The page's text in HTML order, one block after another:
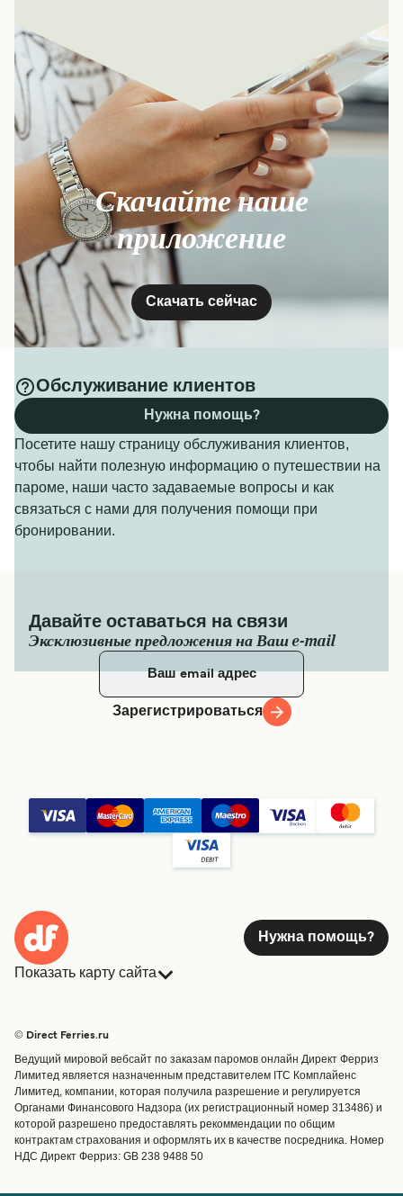
Скачайте наше
приложение
Скачать сейчас
Обслуживание клиентов
Посетите нашу страницу обслуживания клиентов,
чтобы найти полезную информацию о путешествии на
пароме, наши часто задаваемые вопросы и как
связаться с нами для получения помощи при
бронировании.
Нужна помощь?
Давайте оставаться на связи
Эксклюзивные предложения на Ваш e-mail
Зарегистрироваться
Нужна помощь?
Показать карту сайта
Страны
Обслуживание клиентов
Операторы
Маршруты и порты
Special Offers
Предлагает
Паромные билеты
Грузоперевозки
© Direct Ferries.ru
Ведущий мировой вебсайт по заказам паромов онлайн Директ Ферриз
Лимитед является назначенным представителем ITC Комплайенс
Лимитед, компании, которая получила разрешение и регулируется
Органами Финансового Надзора (их регистрационный номер 313486) и
которой разрешено предоставлять рекоммендации по общим
контрактам страхования и оформлять их в качестве посредника. Номер
НДС Директ Ферриз: GB 238 9488 50